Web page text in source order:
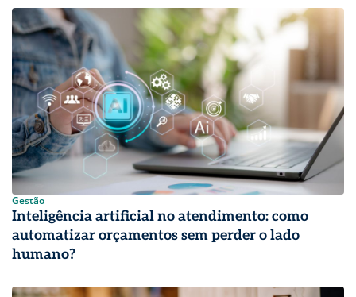
Gestão
Inteligência artificial no atendimento: como
automatizar orçamentos sem perder o lado
humano?